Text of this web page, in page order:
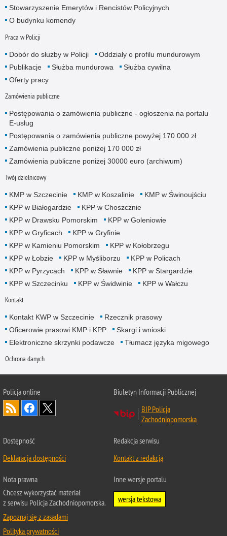
Stowarzyszenie Emerytów i Rencistów Policyjnych
O budynku komendy
Praca w Policji
Dobór do służby w Policji
Oddziały o profilu mundurowym
Publikacje
Służba mundurowa
Służba cywilna
Oferty pracy
Zamówienia publiczne
Postępowania o zamówienia publiczne - ogłoszenia na portalu
E-usług
Postępowania o zamówienia publiczne powyżej 170 000 zł
Zamówienia publiczne poniżej 170 000 zł
Zamówienia publiczne poniżej 30000 euro (archiwum)
Twój dzielnicowy
KMP w Szczecinie KMP w Koszalinie
KMP w Świnoujściu
KPP w Białogardzie
KPP w Choszcznie
KPP w Drawsku Pomorskim
KPP w Goleniowie
KPP w Gryficach
KPP w Gryfinie
KPP w Kamieniu Pomorskim
KPP w Kołobrzegu
KPP w Łobzie
KPP w Myśliborzu
KPP w Policach
KPP w Pyrzycach
KPP w Sławnie
KPP w Stargardzie
KPP w Szczecinku
KPP w Świdwinie KPP w Wałczu
Kontakt
Kontakt KWP w Szczecinie
Rzecznik prasowy
Oficerowie prasowi KMP i KPP
Skargi i wnioski
Elektroniczne skrzynki podawcze
Tłumacz języka migowego
Ochrona danych
Policja online
Biuletyn Informacji Publicznej
BIP Policja
Zachodniopomorska
Dostępność
Deklaracja dostępności
Redakcja serwisu
Kontakt z redakcją
Nota prawna
Chcesz wykorzystać materiał
z serwisu Policja Zachodniopomorska.
Zapoznaj się z zasadami
Polityka prywatności
Inne wersje portalu
wersja tekstowa